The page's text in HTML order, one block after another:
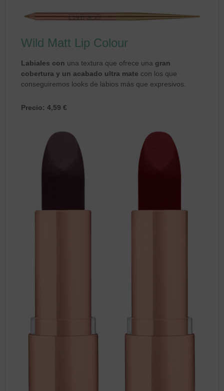
Wild Matt Lip Colour
Labiales con una textura que ofrece una gran
cobertura y un acabado ultra mate con los que
conseguiremos looks de labios más que expresivos.
Precio: 4,59 €